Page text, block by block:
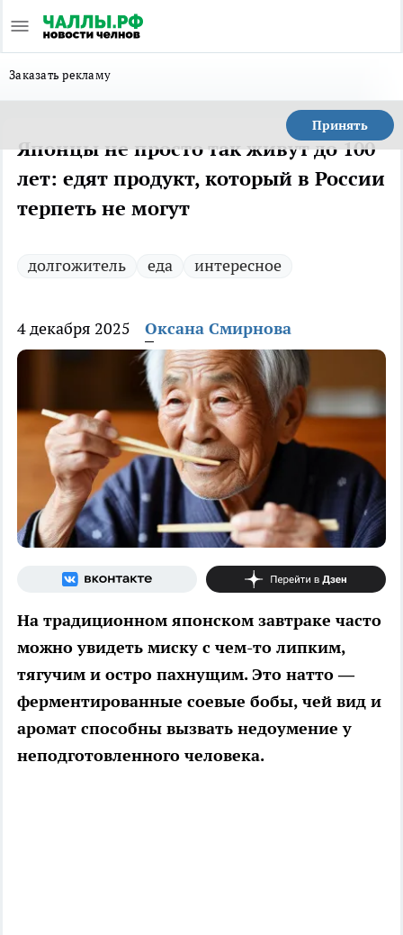
Заказать рекламу
Принять
Японцы не просто так живут до 100
лет: едят продукт, который в России
терпеть не могут
долгожитель еда интересное
4 декабря 2025 Оксана Смирнова
На традиционном японском завтраке часто
можно увидеть миску с чем-то липким,
тягучим и остро пахнущим. Это натто —
ферментированные соевые бобы, чей вид и
аромат способны вызвать недоумение у
неподготовленного человека.